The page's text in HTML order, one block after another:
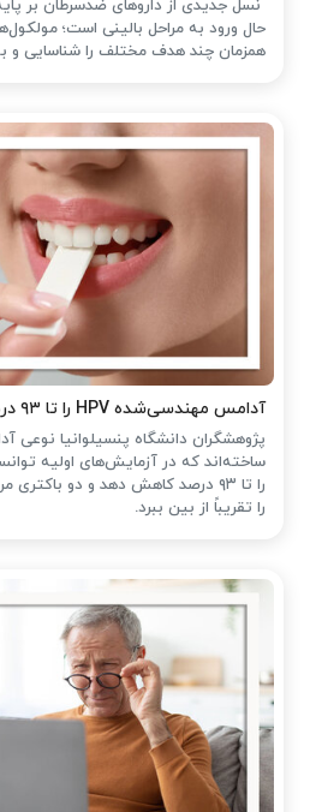
نسل جدیدی از داروهای ضدسرطان بر
حال ورود به مراحل بالینی است؛
همزمان چند هدف مختلف را شناسایی و
آدامس مهندسی‌شده‌ HPV را تا ۹۳ درصد کاهش داد!
پژوهشگران دانشگاه پنسیلوانیا
را تا ۹۳ درصد کاهش دهد و دو
را تقریباً از بین ببرد.